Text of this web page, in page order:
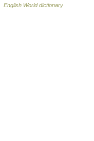
English World dictionary